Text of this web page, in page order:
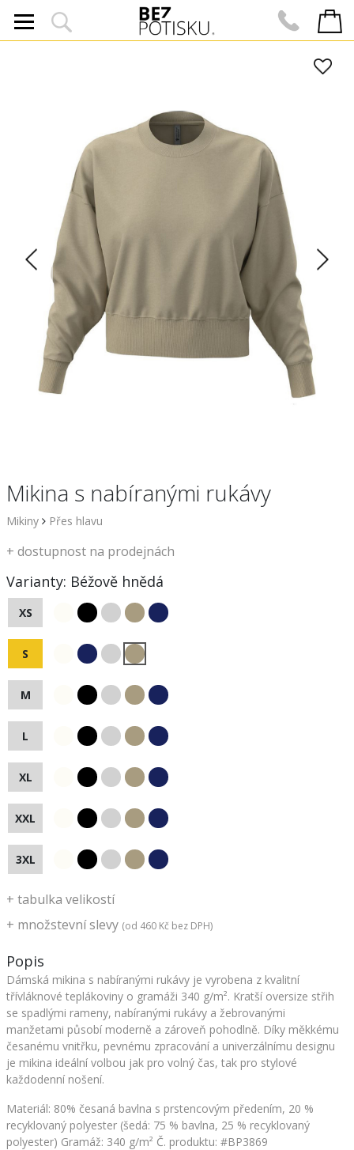
Mikina s nabíranými rukávy
Mikiny Přes hlavu
+ množstevní slevy (od 460 Kč bez DPH)
+ dostupnost na prodejnách
Varianty: Béžově hnědá
XS
S
M
L
XL
XXL
3XL
+ tabulka velikostí
Popis
Dámská mikina s nabíranými rukávy je vyrobena z kvalitní
třívláknové teplákoviny o gramáži 340 g/m². Kratší oversize střih
se spadlými rameny, nabíranými rukávy a žebrovanými
manžetami působí moderně a zároveň pohodlně. Díky měkkému
česanému vnitřku, pevnému zpracování a univerzálnímu designu
je mikina ideální volbou jak pro volný čas, tak pro stylové
každodenní nošení.
Materiál: 80% česaná bavlna s prstencovým předením, 20 %
recyklovaný polyester (šedá: 75 % bavlna, 25 % recyklovaný
polyester) Gramáž: 340 g/m² Č. produktu: #BP3869